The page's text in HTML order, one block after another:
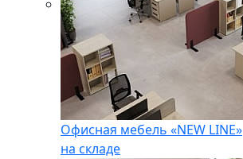
Офисная мебель «NEW LINE»
на складе